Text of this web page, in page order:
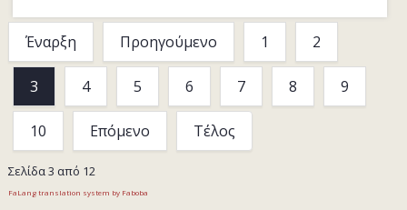
Έναρξη Προηγούμενο 1 2
3 4 5 6 7 8 9
10 Επόμενο Τέλος
Σελίδα 3 από 12
FaLang translation system by Faboba